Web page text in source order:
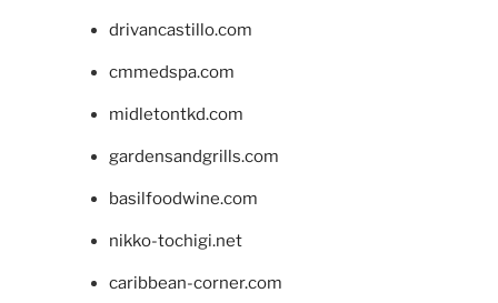
drivancastillo.com
cmmedspa.com
midletontkd.com
gardensandgrills.com
basilfoodwine.com
nikko-tochigi.net
caribbean-corner.com